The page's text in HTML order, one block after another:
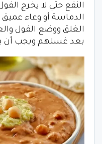
النقع حتي لا يخرج
الدماسة أو وعاء
الغلق ووضع الفول
بعد غسلهم ويجب أن